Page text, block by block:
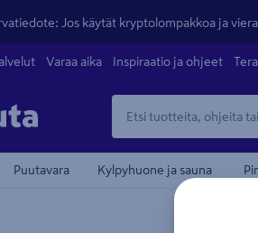
Jos käytät kryptolompakkoa ja
Varaa aika Inspiraatio ja ohjeet
Puutavara Kylpyhuone ja sauna